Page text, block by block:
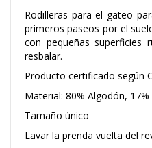
Rodilleras para el gateo
primeros paseos por el
con pequeñas superficies
resbalar.
Producto certificado según
Material: 80% Algodón,
Tamaño único
Lavar la prenda vuelta del